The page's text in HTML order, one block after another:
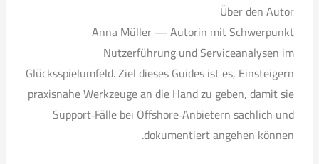
Über den Autor
Anna Müller — Autorin mit Schwerpunkt
Nutzerführung und Serviceanalysen im
Glücksspielumfeld. Ziel dieses Guides ist es, Einsteigern
praxisnahe Werkzeuge an die Hand zu geben, damit sie
Support‑Fälle bei Offshore‑Anbietern sachlich und
dokumentiert angehen können.